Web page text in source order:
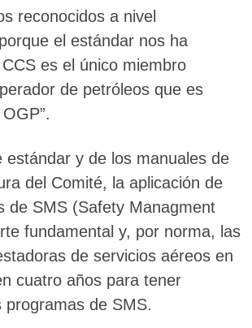
reconocidos a nivel
el estándar nos ha
es el único miembro
de petróleos que es
estándar y de los manuales de
del Comité, la aplicación de
de SMS (Safety Managment
fundamental y, por norma, las
de servicios aéreos en
cuatro años para tener
programas de SMS.